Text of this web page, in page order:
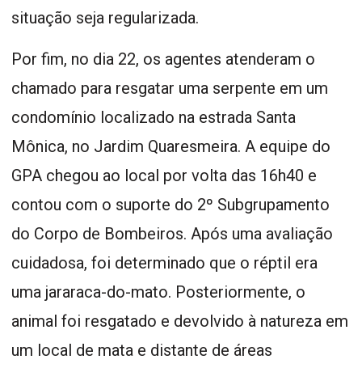
situação seja regularizada.
Por fim, no dia 22, os agentes atenderam o
chamado para resgatar uma serpente em um
condomínio localizado na estrada Santa
Mônica, no Jardim Quaresmeira. A equipe do
GPA chegou ao local por volta das 16h40 e
contou com o suporte do 2º Subgrupamento
do Corpo de Bombeiros. Após uma avaliação
cuidadosa, foi determinado que o réptil era
uma jararaca-do-mato. Posteriormente, o
animal foi resgatado e devolvido à natureza em
um local de mata e distante de áreas